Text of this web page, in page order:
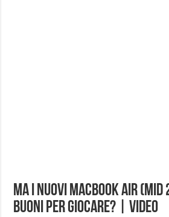
Ma i nuovi MacBook Air (mid
buoni per giocare? | Video